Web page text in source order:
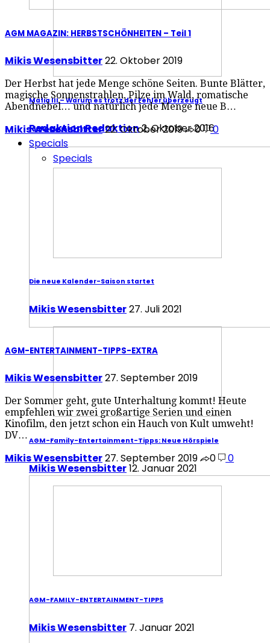
Mafia III – Warum es trotz der Fehler überzeugt
Redaktion Redaktion2. Oktober 2016
Specials
Specials
Die neue Kalender-Saison startet
Mikis Wesensbitter27. Juli 2021
AGM-Family-Entertainment-Tipps: Neue Hörspiele
Mikis Wesensbitter12. Januar 2021
AGM-FAMILY-ENTERTAINMENT-TIPPS
Mikis Wesensbitter 7. Januar 2021
AGM MAGAZIN: HERBSTSCHÖNHEITEN – Teil 1
Mikis Wesensbitter22. Oktober 2019
Der Herbst hat jede Menge schöne Seiten. Bunte Blätter,
magische Sonnenstrahlen, Pilze im Wald, romatische
Abendnebel… und natürlich jede Menge neue B…
Mikis Wesensbitter22. Oktober 2019 0 0
AGM-ENTERTAINMENT-TIPPS-EXTRA
Mikis Wesensbitter27. September 2019
Der Sommer geht, gute Unterhaltung kommt! Heute
empfehlen wir zwei großartige Serien und einen
Kinofilm, den jetzt schon ein Hauch von Kult umweht!
DV…
Mikis Wesensbitter27. September 2019 0 0